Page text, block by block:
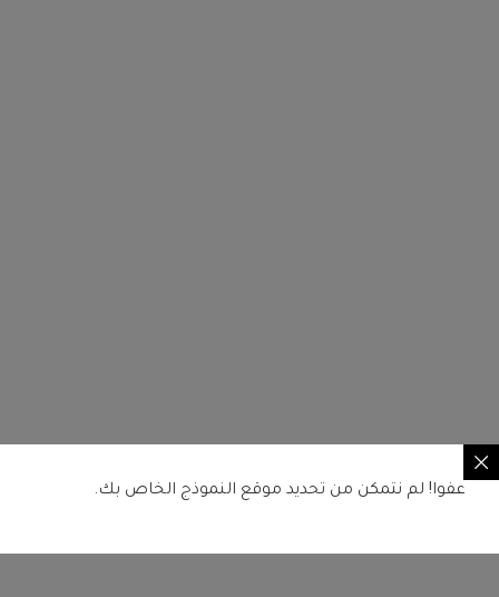
عفوا! لم نتمكن من تحديد موقع النموذج الخاص بك.